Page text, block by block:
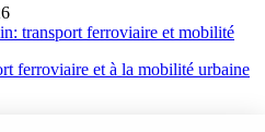
transport ferroviaire et mobilité
ferroviaire et à la mobilité urbaine